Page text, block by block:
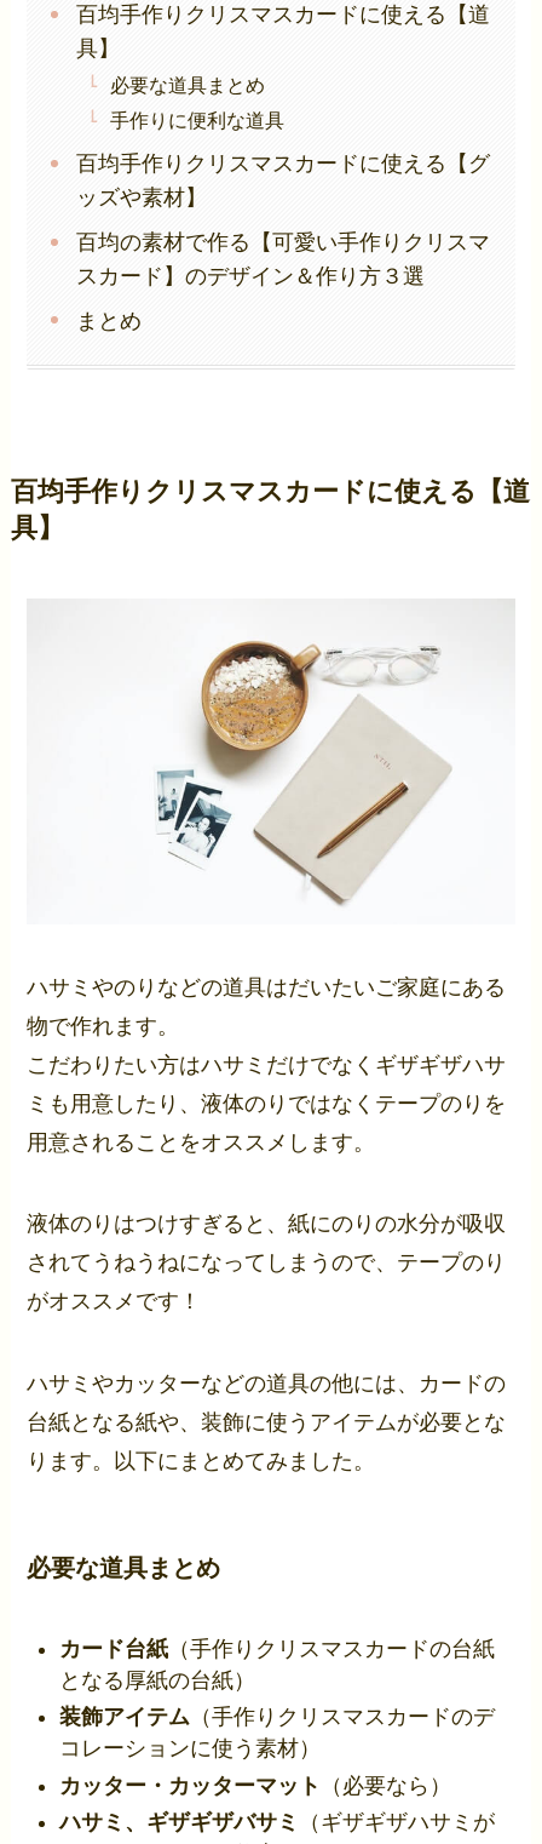
百均手作りクリスマスカードに使える【道
具】
必要な道具まとめ
手作りに便利な道具
百均手作りクリスマスカードに使える【グ
ッズや素材】
百均の素材で作る【可愛い手作りクリスマ
スカード】のデザイン＆作り方３選
まとめ
百均手作りクリスマスカードに使える【道
具】
ハサミやのりなどの道具はだいたいご家庭にある
物で作れます。
こだわりたい方はハサミだけでなくギザギザハサ
ミも用意したり、液体のりではなくテープのりを
用意されることをオススメします。
液体のりはつけすぎると、紙にのりの水分が吸収
されてうねうねになってしまうので、テープのり
がオススメです！
ハサミやカッターなどの道具の他には、カードの
台紙となる紙や、装飾に使うアイテムが必要とな
ります。以下にまとめてみました。
必要な道具まとめ
カード台紙 （手作りクリスマスカードの台紙
となる厚紙の台紙）
装飾アイテム （手作りクリスマスカードのデ
コレーションに使う素材）
カッター・カッターマット
（必要なら）
ハサミ、ギザギザバサミ
（ギザギザハサミが